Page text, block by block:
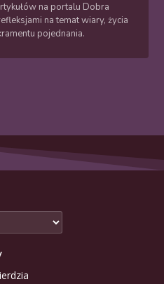
na portalu Dobra
na temat wiary, życia
pojednania.